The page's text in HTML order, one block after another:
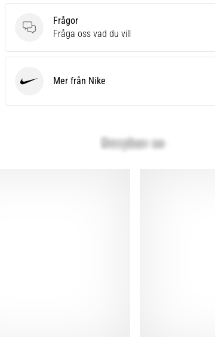
Frågor
Frågor
Fråga oss vad du vill
Mer från Nike